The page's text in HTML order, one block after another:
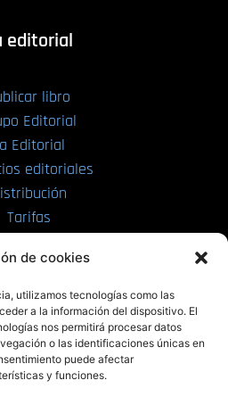
de cookies
utilizamos tecnologías como las
a la información del dispositivo. El
nos permitirá procesar datos
o las identificaciones únicas en
puede afectar
y funciones.
editorial
libro
Editorial
Editorial
editoriales
Tarifas
| Films
| Play
PRL | LAB